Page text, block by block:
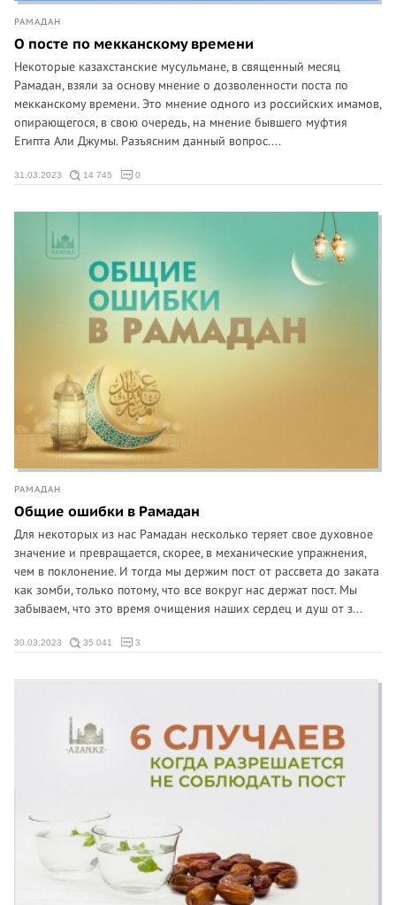
РАМАДАН
О посте по мекканскому времени
Некоторые казахстанские мусульмане, в священный месяц
Рамадан, взяли за основу мнение о дозволенности поста по
мекканскому времени. Это мнение одного из российских имамов,
опирающегося, в свою очередь, на мнение бывшего муфтия
Египта Али Джумы. Разъясним данный вопрос....
31.03.2023 14 745 0
РАМАДАН
Общие ошибки в Рамадан
Для некоторых из нас Рамадан несколько теряет свое духовное
значение и превращается, скорее, в механические упражнения,
чем в поклонение. И тогда мы держим пост от рассвета до заката
как зомби, только потому, что все вокруг нас держат пост. Мы
забываем, что это время очищения наших сердец и душ от з...
30.03.2023 35 041 3